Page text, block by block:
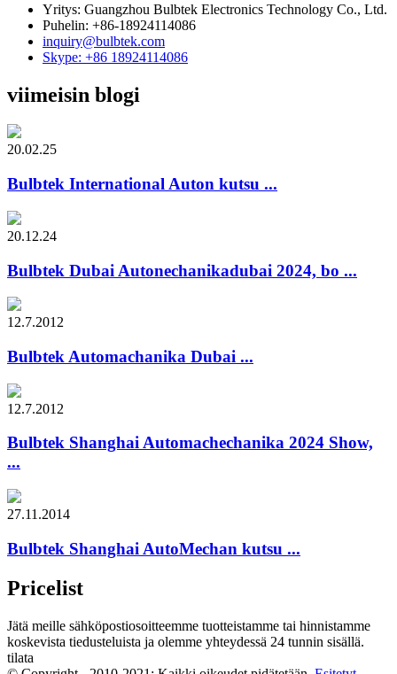
Yritys: Guangzhou Bulbtek Electronics Technology Co., Ltd.
Puhelin: +86-18924114086
inquiry@bulbtek.com
Skype: +86 18924114086
viimeisin blogi
20.02.25
Bulbtek International Auton kutsu ...
20.12.24
Bulbtek Dubai Autonechanikadubai 2024, bo ...
12.7.2012
Bulbtek Automachanika Dubai ...
12.7.2012
Bulbtek Shanghai Automachechanika 2024 Show,
...
27.11.2014
Bulbtek Shanghai AutoMechan kutsu ...
Pricelist
Jätä meille sähköpostiosoitteemme tuotteistamme tai hinnistamme
koskevista tiedusteluista ja olemme yhteydessä 24 tunnin sisällä.
tilata